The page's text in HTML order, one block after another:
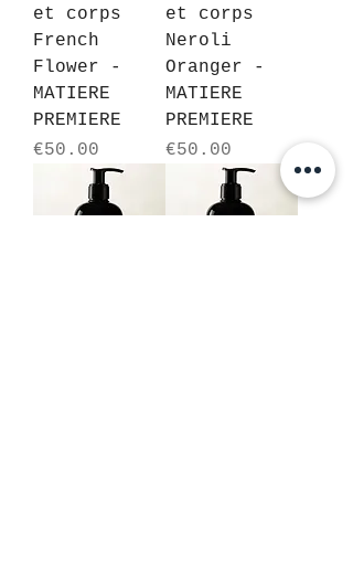
et corps
French
Flower -
MATIERE
PREMIERE
Price
€50.00
et corps
Neroli
Oranger -
MATIERE
PREMIERE
Price
€50.00